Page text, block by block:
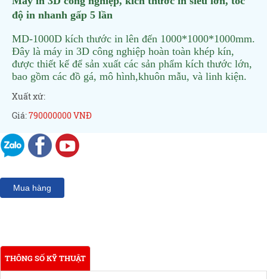
độ in nhanh gấp 5 lần
MD-1000D kích thước in lên đến 1000*1000*1000mm.
Đây là máy in 3D công nghiệp hoàn toàn khép kín,
được thiết kế để sản xuất các sản phẩm kích thước lớn,
bao gồm các đồ gá, mô hình,khuôn mẫu, và linh kiện.
Xuất xứ:
Giá:790000000 VNĐ
Mua hàng
THÔNG SỐ KỸ THUẬT